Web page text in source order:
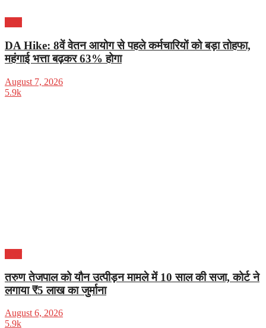
DA Hike: 8वें वेतन आयोग से पहले कर्मचारियों को बड़ा तोहफा,
महंगाई भत्ता बढ़कर 63% होगा
August 7, 2026
5.9k
तरुण तेजपाल को यौन उत्पीड़न मामले में 10 साल की सजा, कोर्ट ने
लगाया ₹5 लाख का जुर्माना
August 6, 2026
5.9k